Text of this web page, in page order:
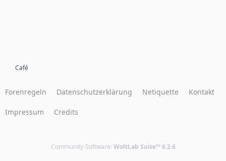
Café
Forenregeln Datenschutzerklärung Netiquette Kontakt
Impressum Credits
Community-Software: WoltLab Suite™ 6.2.6